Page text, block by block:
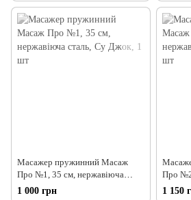
Масажер пружинний Масаж
Про №1, 35 см, нержавіюча
сталь, Су Джок, 1 шт
1 000 грн
Про
сталь,
1 150